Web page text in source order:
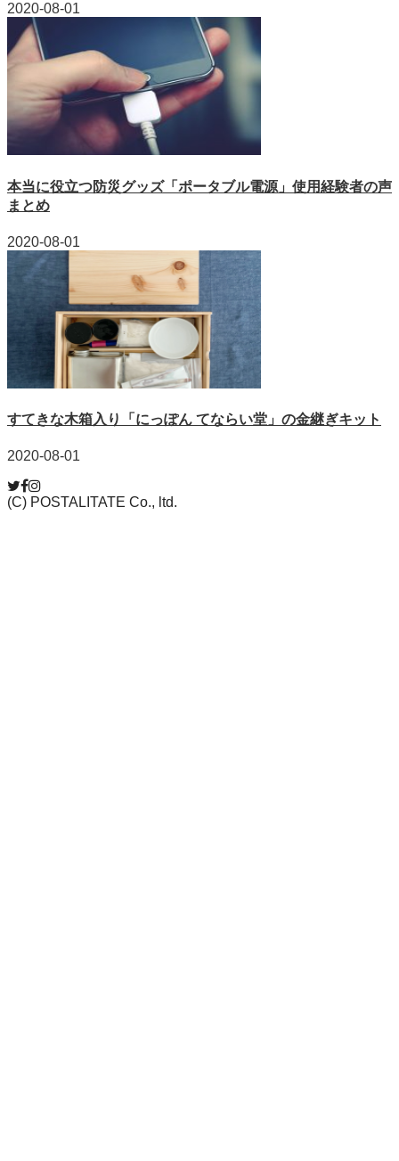
2020-08-01
本当に役立つ防災グッズ「ポータブル電源」使用経験者の声
まとめ
2020-08-01
すてきな木箱入り「にっぽん てならい堂」の金継ぎキット
2020-08-01
(C) POSTALITATE Co., ltd.